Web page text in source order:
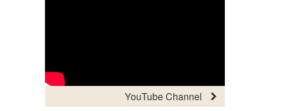
YouTube Channel